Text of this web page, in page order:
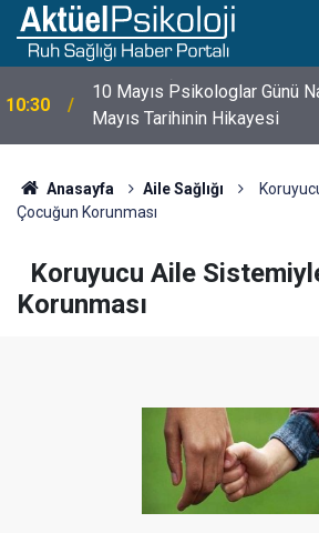
10:30
10 Mayıs Psikologlar Günü
Mayıs Tarihinin Hikayesi
Anasayfa Aile Sağlığı
Çocuğun Korunması
Koruyucu Aile
Korunması